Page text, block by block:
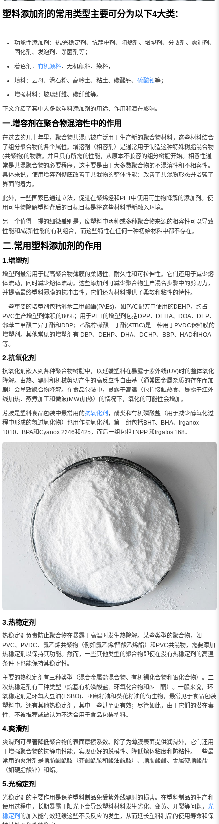
塑料添加剂的常用类型主要可分为以下4大类：
功能性添加剂：热/光稳定剂、抗静电剂、阻燃剂、增塑剂、分散剂、爽滑剂、
固化剂、发泡剂、杀菌剂等；
着色剂： 有机颜料、无机颜料、染料；
填料：云母、滑石粉、高岭土、粘土、碳酸钙、 硫酸钡等；
增强材料：玻璃纤维、碳纤维等。
下文介绍了其中大多数塑料添加剂的用途、作用和潜在影响。
一.增容剂在聚合物混溶性中的作用
在过去的几十年里，聚合物共混已被广泛用于生产新的聚合物材料，这些材料结合
了组分聚合物的各个属性。增溶剂（相容剂）是通常用于制造这种特殊树脂混合物
(共聚物)的物质。并且具有所需的性能，从原本不兼容的组分树脂开始。相容性通
常是共混聚合物的必要程序，这主要是由于大多数聚合物的不混溶性和不相容性。
具体来说，使用增容剂彻底改善了共混物的整体性能：改善了共混物形态并增强了
界面附着力。
此外，一些国家已通过立法，促进在聚烯烃和PET中使用可生物降解的添加剂。使
用可生物降解塑料背后的目标目标是将这些材料重新融入环境。
另一个值得一提的细微差别是，废塑料中两种或多种聚合物来源的相容性可以导致
性能和/或新性能的有利组合，而这些特性在任何一种初始材料中都不存在。
二.常用塑料添加剂的作用
1.增塑剂
增塑剂最常用于提高聚合物薄膜的柔韧性、耐久性和可拉伸性。它们还用于减少熔
体流动，同时减少熔体流动。这些添加剂可减少聚合物生产混合步骤中的剪切力，
并提高最终塑料薄膜的抗冲击性，它们还为材料提供了柔软和粘性的特性。
一些重要的增塑剂包括邻苯二甲酸酯(PAEs)，如PVC配方中使用的DEHP，约占
PVC生产增塑剂体积的80%；用于PET的增塑剂包括DPP、DEHA、DOA、DEP、
邻苯二甲酸二异丁酯和DBP；乙酰柠檬酸三丁酯(ATBC)是一种用于PVDC保鲜膜的
增塑剂。其他常见的增塑剂有 DBP、DEHP、DHA、DCHP、BBP、HAD和HOA
等。
2.抗氧化剂
抗氧化剂嵌入到各种聚合物树脂中，以延缓塑料在暴露于紫外线(UV)时的整体氧化
降解。由热、辐射和机械剪切产生的高反应性自由基（通常因金属杂质的存在而加
剧）会导致聚合物降解。在食品包装中，暴露于高温（包括接触热食、暴露于红外
线加热、蒸煮加工和微波(MW)加热）的情况下，氧化的可能性会增加。
芳胺是塑料食品包装中最常用的抗氧化剂 ；酚类和有机磷酸盐（用于减少醇氧化过
程中形成的氢过氧化物）也用作抗氧化剂。第一组包括BHT、BHA、Irganox
1010、BPA和Cyanox 2246和425，而后一组包括TNPP 和Irgafos 168。
3.热稳定剂
热稳定剂负责防止聚合物在暴露于高温时发生热降解。某些类型的聚合物，如
PVC、PVDC、氯乙烯共聚物（例如氯乙烯/醋酸乙烯酯）和PVC共混物，需要添加
热稳定剂以保持其功能。然而，一些其他类型的聚合物即使在没有热稳定剂的高温
条件下也能保持其稳定性。
主要的热稳定剂有三种类型（混合金属盐混合物、有机锡化合物和铅化合物）。二
次热稳定剂有三种类型（烷基有机磷酸盐、环氧化合物和β-二酮）。一般来说，环
氧稳定剂是环氧大豆油(ESBO)、亚麻籽油和葵花籽油的衍生物，最常见于食品包装
塑料中。还有其他热稳定剂，其中一些甚至更有效；尽管如此，由于它们的潜在毒
性，不被推荐或被认为不适合用于食品包装塑料。
4.爽滑剂
爽滑剂可显著降低聚合物的表面摩擦系数。除了为薄膜表面提供润滑外，它们还用
于增强聚合物的抗静电性能，实现更好的脱模性、降低熔体粘度和防粘性。一些最
常用的爽滑剂是脂肪酸酰胺（芥酸酰胺和酸油酰胺）、脂肪酸酯、金属硬脂酸盐
（如硬脂酸锌）和蜡。
5.光稳定剂
光稳定剂的主要作用是保护塑料制品免受紫外线辐射的损害。在塑料制品的生产和
使用过程中，长期暴露于阳光下会导致塑料材料发生劣化、变黄、开裂等问题， 光
稳定剂 的加入能有效延缓这些不良反应的发生，从而延长塑料制品的使用寿命和保